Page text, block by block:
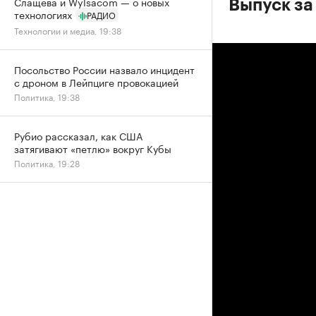
Выпуск
технологиях
РАДИО
Технологии и медиа, 19:38
Посольство России назвало инцидент
с дроном в Лейпциге провокацией
Политика, 19:38
Рубио рассказал, как США
затягивают «петлю» вокруг Кубы
Политика, 19:28